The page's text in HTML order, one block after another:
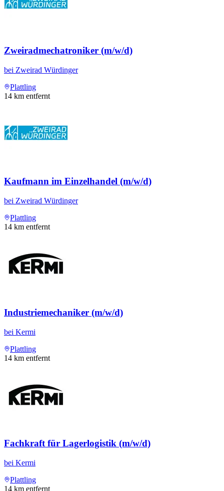
Zweiradmechatroniker (m/w/d)
bei Zweirad Würdinger
Plattling
14 km entfernt
Kaufmann im Einzelhandel (m/w/d)
bei Zweirad Würdinger
Plattling
14 km entfernt
Industriemechaniker (m/w/d)
bei Kermi
Plattling
14 km entfernt
Fachkraft für Lagerlogistik (m/w/d)
bei Kermi
Plattling
14 km entfernt